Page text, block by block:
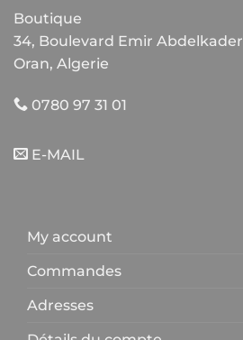
Boutique
34, Boulevard Emir Abdelkader
Oran, Algerie
0780 97 31 01
E-MAIL
My account
Commandes
Adresses